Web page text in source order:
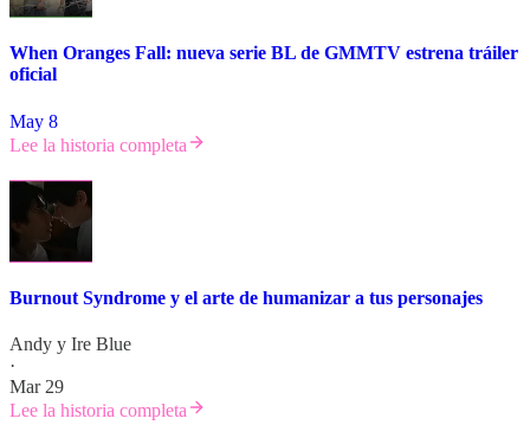
When Oranges Fall: nueva serie BL de GMMTV estrena tráiler
oficial
May 8
Lee la historia completa
Burnout Syndrome y el arte de humanizar a tus personajes
Andy y Ire Blue
·
Mar 29
Lee la historia completa